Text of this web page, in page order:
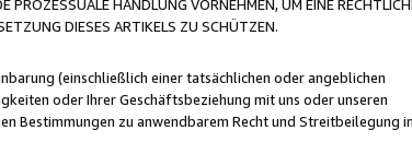
PROZESSUALE HANDLUNG VORNEHMEN, UM EINE
DIESES ARTIKELS ZU SCHÜTZEN.
(einschließlich einer tatsächlichen oder angeblichen
oder Ihrer Geschäftsbeziehung mit uns oder unseren
Bestimmungen zu anwendbarem Recht und Streitbeilegung in